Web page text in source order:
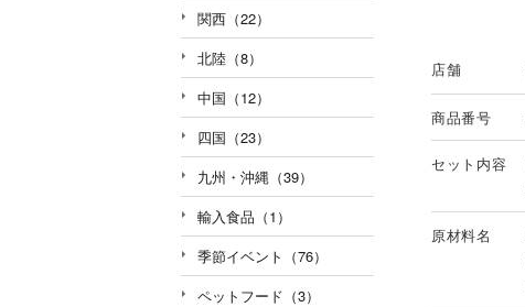
店舗
商品番号
セット内容
原材料名
関西（22）
北陸（8）
中国（12）
四国（23）
九州・沖縄（39）
輸入食品（1）
季節イベント（76）
ペットフード（3）